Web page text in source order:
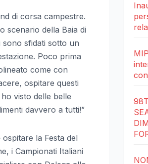
di corsa campestre.
scenario della Baia di
sono sfidati sotto un
Poco prima
come con
ospitare questi
visto delle belle
davvero a tutti!”
la Festa del
i Campionati Italiani